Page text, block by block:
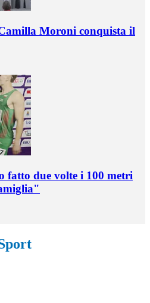
Moroni conquista il
fatto due volte i 100 metri